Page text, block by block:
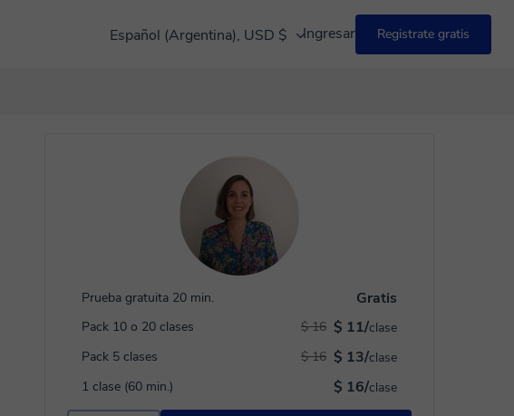
Español (Argentina), USD $ Ingresar Registrate gratis
Prueba gratuita 20 min. Gratis
Pack 10 o 20 clases $ 11/clase
$ 16
Pack 5 clases
$ 13/clase
$ 16
1 clase (60 min.)
$ 16/clase